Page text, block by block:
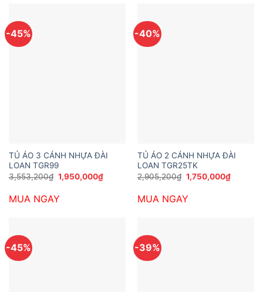
-45%
TỦ ÁO 3 CÁNH NHỰA ĐÀI
LOAN TGR99
3,553,200₫ Giá
gốc
3,553,200₫.
1,950,000₫Giá
hiện
MUA NGAY
-40%
TỦ ÁO 2 CÁNH NHỰA ĐÀI
LOAN TGR25TK
2,905,200₫ Giá
gốc
2,905,200₫.
1,750,000₫Giá
hiện
MUA NGAY
-45% -39%